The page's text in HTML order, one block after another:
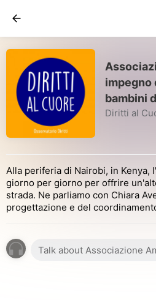
impegno
bambini
Diritti al
Alla periferia di Nairobi, in Kenya,
giorno per giorno per offrire
strada. Ne parliamo con Chiara
progettazione e del